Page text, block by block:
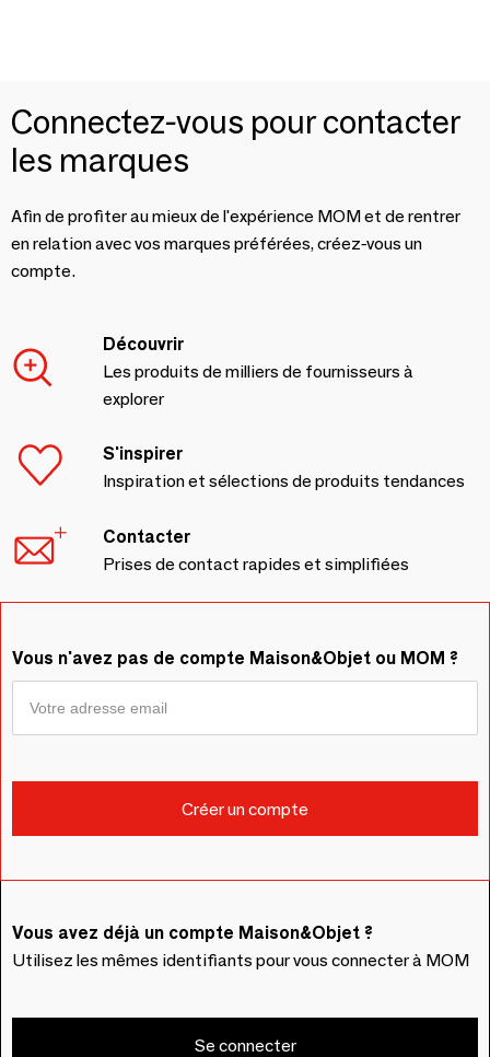
Connectez-vous pour contacter
les marques
Afin de profiter au mieux de l'expérience MOM et de rentrer
en relation avec vos marques préférées, créez-vous un
compte.
Découvrir
Les produits de milliers de fournisseurs à
explorer
S'inspirer
Inspiration et sélections de produits tendances
Contacter
Prises de contact rapides et simplifiées
Vous n'avez pas de compte Maison&Objet ou MOM ?
Vous avez déjà un compte Maison&Objet ?
Utilisez les mêmes identifiants pour vous connecter à MOM
Se connecter